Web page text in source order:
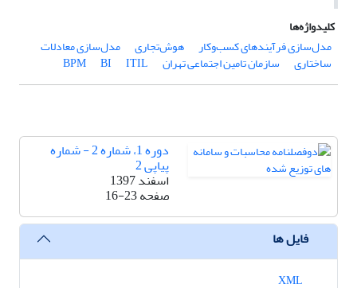
کلیدواژه‌ها
مدل‌سازی فرآیندهای کسب‌وکار
هوش‌تجاری مدل‌سازی معادلات
ساختاری سازمان تامین اجتماعی تهران BPM BI ITIL
دوره 1، شماره 2 - شماره
پیاپی 2
اسفند 1397
صفحه16-23
فایل ها